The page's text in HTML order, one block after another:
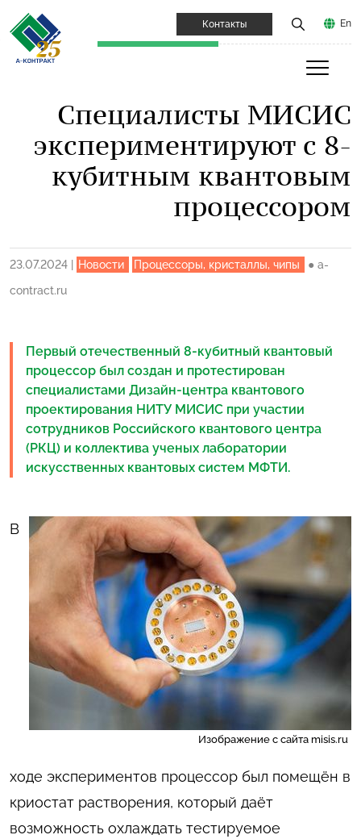
Контакты En
Специалисты МИСИС
экспериментируют с 8-
кубитным квантовым
процессором
23.07.2024 Новости Процессоры, кристаллы, чипы ● a-
contract.ru
Первый отечественный 8-кубитный квантовый
процессор был создан и протестирован
специалистами Дизайн-центра квантового
проектирования НИТУ МИСИС при участии
сотрудников Российского квантового центра
(РКЦ) и коллектива ученых лаборатории
искусственных квантовых систем МФТИ.
Изображение с сайта misis.ru
В
ходе экспериментов процессор был помещён в
криостат растворения, который даёт
возможность охлаждать тестируемое